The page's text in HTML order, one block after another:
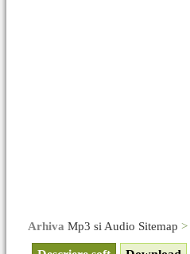
Arhiva Mp3 si Audio Sitemap >